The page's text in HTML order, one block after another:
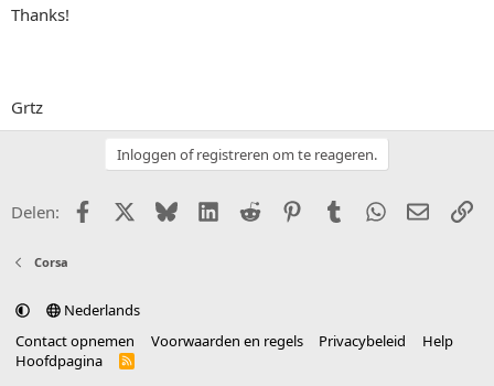
Thanks!
Grtz
Inloggen of registreren om te reageren.
Delen: FacebookX (Twitter)
BlueskyLinkedIn
Reddit PinterestTumblr WhatsApp
E-mail
Corsa
Nederlands
Contact opnemen
Voorwaarden en regels Privacybeleid
Help
Hoofdpagina
R